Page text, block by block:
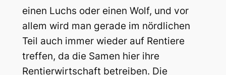
einen Luchs oder einen Wolf, und vor
allem wird man gerade im nördlichen
Teil auch immer wieder auf Rentiere
treffen, da die Samen hier ihre
Rentierwirtschaft betreiben. Die